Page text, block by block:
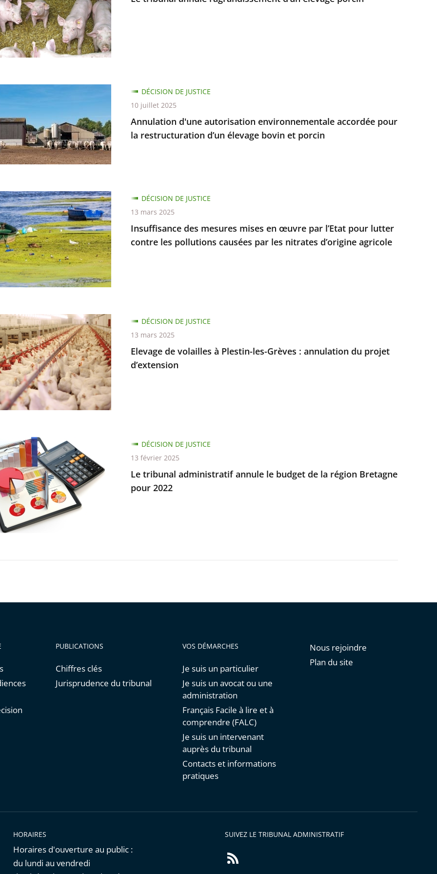
Annulation d'une autorisation environnementale accordée pour
la restructuration d’un élevage bovin et porcin
DÉCISION DE JUSTICE
10 juillet 2025
Insuffisance des mesures mises en œuvre par l’Etat pour lutter
contre les pollutions causées par les nitrates d’origine agricole
DÉCISION DE JUSTICE
13 mars 2025
Elevage de volailles à Plestin-les-Grèves : annulation du projet
d’extension
DÉCISION DE JUSTICE
13 mars 2025
Le tribunal administratif annule le budget de la région Bretagne
pour 2022
DÉCISION DE JUSTICE
13 février 2025
PUBLICATIONS
Chiffres clés
Jurisprudence du tribunal
VOS DÉMARCHES
Je suis un particulier
Je suis un avocat ou une
administration
Français Facile à lire et à
comprendre (FALC)
Je suis un intervenant
auprès du tribunal
Contacts et informations
pratiques
Nous rejoindre
Plan du site
HORAIRES
Horaires d'ouverture au public :
du lundi au vendredi
SUIVEZ LE TRIBUNAL ADMINISTRATIF
Flux
RSS